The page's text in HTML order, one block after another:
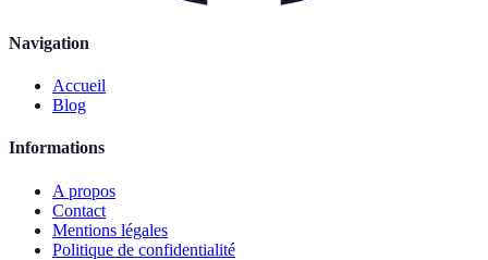
Navigation
Accueil
Blog
Informations
A propos
Contact
Mentions légales
Politique de confidentialité